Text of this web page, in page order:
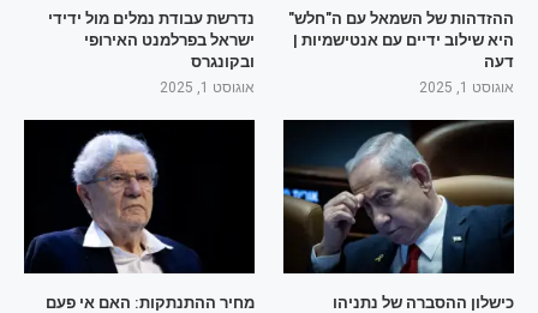
ההזדהות של השמאל עם ה"חלש"
היא שילוב ידיים עם אנטישמיות |
דעה
אוגוסט 1, 2025
נדרשת עבודת נמלים מול ידידי
ישראל בפרלמנט האירופי
ובקונגרס
אוגוסט 1, 2025
כישלון ההסברה של נתניהו
מחיר ההתנתקות: האם אי פעם